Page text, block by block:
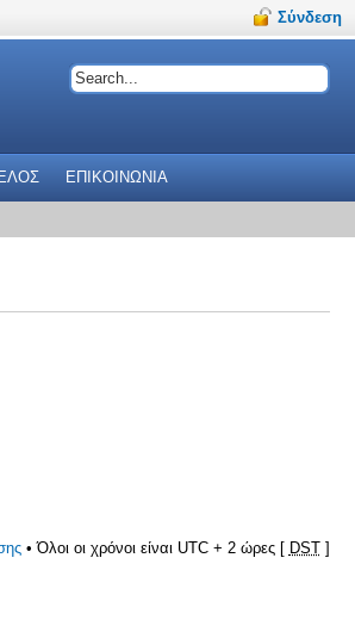
Σύνδεση
ΕΠΙΚΟΙΝΩΝΙΑ
• Όλοι οι χρόνοι είναι UTC + 2 ώρες [ DST]